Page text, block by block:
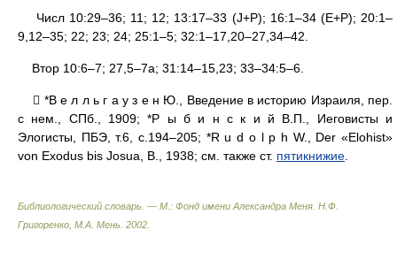
Числ 10:29–36; 11; 12; 13:17–33 (J+P); 16:1–34 (E+P); 20:1–
9,12–35; 22; 23; 24; 25:1–5; 32:1–17,20–27,34–42.
Втор 10:6–7; 27,5–7a; 31:14–15,23; 33–34:5–6.
 *В е л л ь г а у з е н Ю., Введение в историю Израиля, пер.
с нем., СПб., 1909; *Р ы б и н с к и й В.П., Иеговисты и
Элогисты, ПБЭ, т.6, с.194–205; *R u d o l p h W., Der «Elohist»
von Exodus bis Josua, В., 1938; cм. также ст. пятикнижие
Библиологический словарь. — М.: Фонд имени Александра Меня Н.Ф.
Григоренко, М.А. Мень 2002